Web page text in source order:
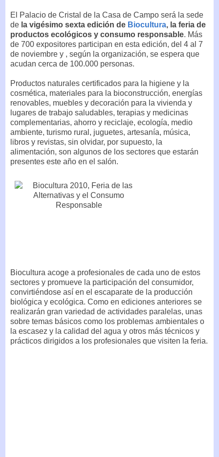
El Palacio de Cristal de la Casa de Campo será la sede
de la vigésimo sexta edición de Biocultura, la feria de
productos ecológicos y consumo responsable. Más
de 700 expositores participan en esta edición, del 4 al 7
de noviembre y , según la organización, se espera que
acudan cerca de 100.000 personas.
Productos naturales certificados para la higiene y la
cosmética, materiales para la bioconstrucción, energías
renovables, muebles y decoración para la vivienda y
lugares de trabajo saludables, terapias y medicinas
complementarias, ahorro y reciclaje, ecología, medio
ambiente, turismo rural, juguetes, artesanía, música,
libros y revistas, sin olvidar, por supuesto, la
alimentación, son algunos de los sectores que estarán
presentes este año en el salón.
Biocultura acoge a profesionales de cada uno de estos
sectores y promueve la participación del consumidor,
convirtiéndose así en el escaparate de la producción
biológica y ecológica. Como en ediciones anteriores se
realizarán gran variedad de actividades paralelas, unas
sobre temas básicos como los problemas ambientales o
la escasez y la calidad del agua y otros más técnicos y
prácticos dirigidos a los profesionales que visiten la feria.